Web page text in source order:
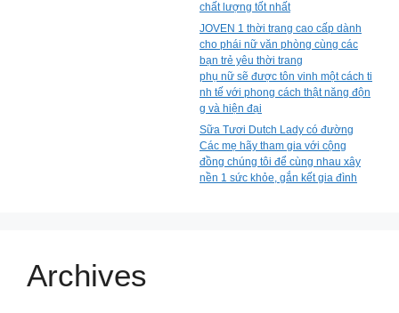
chất lượng tốt nhất
JOVEN 1 thời trang cao cấp dành
cho phái nữ văn phòng cùng các
bạn trẻ yêu thời trang
phụ nữ sẽ được tôn vinh một cách ti
nh tế với phong cách thật năng độn
g và hiện đại
Sữa Tươi Dutch Lady có đường
Các mẹ hãy tham gia với cộng
đồng chúng tôi để cùng nhau xây
nền 1 sức khỏe, gắn kết gia đình
Archives